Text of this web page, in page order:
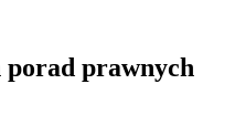
prawnych